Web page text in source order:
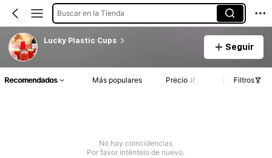
Buscar en la Tienda
Lucky Plastic Cups
Seguir
Recomendados Más populares Precio Filtros
No hay coincidencias
Por favor inténtelo de nuevo.